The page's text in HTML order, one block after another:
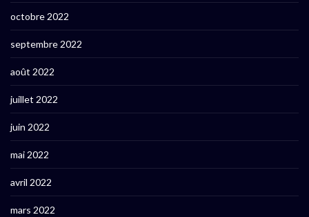
octobre 2022
septembre 2022
août 2022
juillet 2022
juin 2022
mai 2022
avril 2022
mars 2022